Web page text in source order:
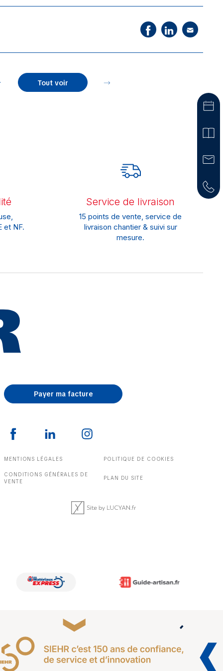
Tout voir
et NF.
Service de livraison
15 points de vente, service de
livraison chantier & suivi sur
mesure.
Payer ma facture
MENTIONS LÉGALES POLITIQUE DE COOKIES
CONDITIONS GÉNÉRALES DE
VENTE
PLAN DU SITE